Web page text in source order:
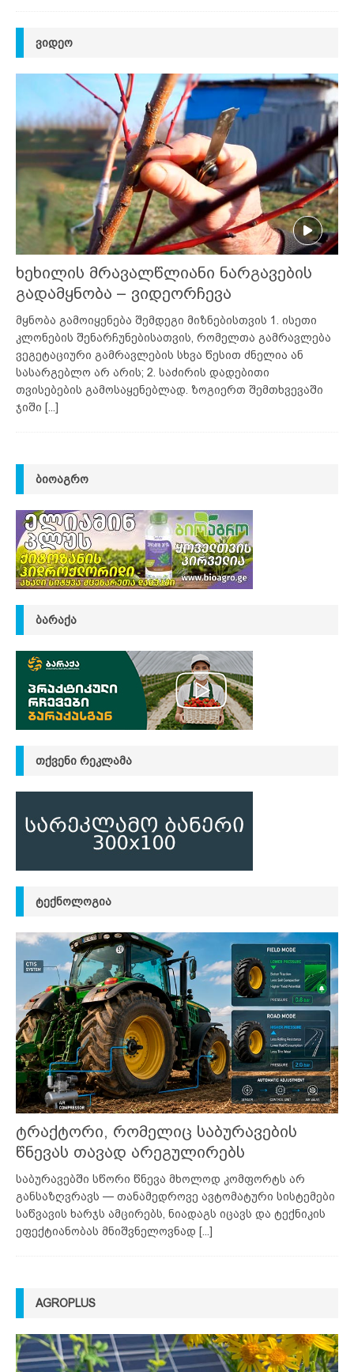
ᲕᲘᲓᲔᲝ
ხეხილის მრავალწლიანი ნარგავების
გადამყნობა – ვიდეორჩევა
მყნობა გამოიყენება შემდეგი მიზნებისთვის 1. ისეთი
კლონების შენარჩუნებისათვის, რომელთა გამრავლება
ვეგეტაციური გამრავლების სხვა წესით ძნელია ან
სასარგებლო არ არის; 2. საძირის დადებითი
თვისებების გამოსაყენებლად. ზოგიერთ შემთხვევაში
ჯიში [...]
ᲑᲘᲝᲐᲒᲠᲝ
ᲑᲐᲠᲐᲥᲐ
ᲗᲥᲕᲔᲜᲘ ᲠᲔᲙᲚᲐᲛᲐ
ᲢᲔᲥᲜᲝᲚᲝᲒᲘᲐ
ტრაქტორი, რომელიც საბურავების
წნევას თავად არეგულირებს
საბურავებში სწორი წნევა მხოლოდ კომფორტს არ
განსაზღვრავს — თანამედროვე ავტომატური სისტემები
საწვავის ხარჯს ამცირებს, ნიადაგს იცავს და ტექნიკის
ეფექტიანობას მნიშვნელოვნად [...]
AGROPLUS